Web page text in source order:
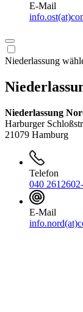
E-Mail
Niederlassung
Niederlassung
Harburger
21079 Hamburg
Telefon
040
E-Mail